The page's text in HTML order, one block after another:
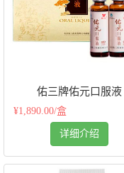
佑三牌佑元口服液
¥1,890.00/盒
详细介绍